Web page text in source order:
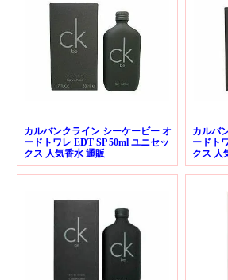
カルバンクライン シーケービー オ
ードトワレ EDT SP 50ml ユニセッ
クス 人気香水 通販
カルバ
ードト
クス 人